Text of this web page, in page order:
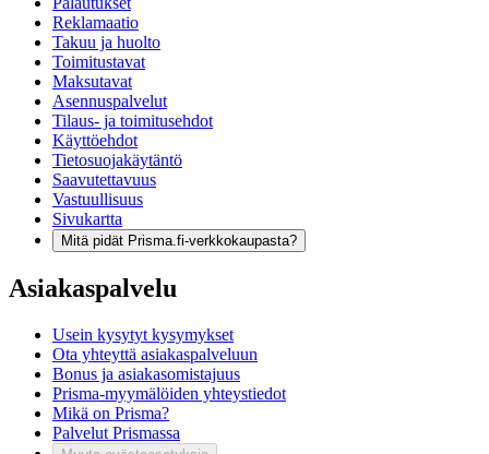
Reklamaatio
Takuu ja huolto
Toimitustavat
Maksutavat
Asennuspalvelut
Tilaus- ja toimitusehdot
Käyttöehdot
Tietosuojakäytäntö
Saavutettavuus
Vastuullisuus
Sivukartta
Mitä pidät Prisma.fi-verkkokaupasta?
Asiakaspalvelu
Usein kysytyt kysymykset
Ota yhteyttä asiakaspalveluun
Bonus ja asiakasomistajuus
Prisma-myymälöiden yhteystiedot
Mikä on Prisma?
Palvelut Prismassa